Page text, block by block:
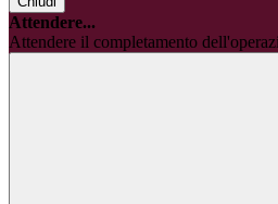
Attendere...
Attendere il completamento